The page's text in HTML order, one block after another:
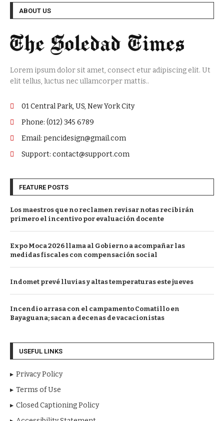
ABOUT US
Lorem ipsum dolor sit amet, consect etur adipiscing elit. Ut
elit tellus, luctus nec ullamcorper mattis..
01 Central Park, US, New York City
Phone: (012) 345 6789
Email: pencidesign@gmail.com
Support: contact@support.com
FEATURE POSTS
Los maestros que no reclamen revisar notas recibirán
primero el incentivo por evaluación docente
Expo Moca 2026 llama al Gobierno a acompañar las
medidas fiscales con compensación social
Indomet prevé lluvias y altas temperaturas este jueves
Incendio arrasa con el campamento Comatillo en
Bayaguana; sacan a decenas de vacacionistas
USEFUL LINKS
Privacy Policy
Terms of Use
Closed Captioning Policy